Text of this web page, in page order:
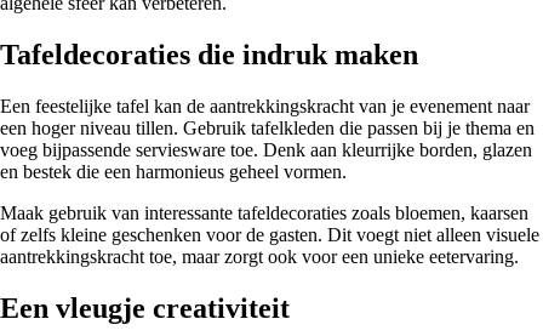
Tafeldecoraties die indruk maken
Een feestelijke tafel kan de aantrekkingskracht van je evenement naar
een hoger niveau tillen. Gebruik tafelkleden die passen bij je thema en
voeg bijpassende serviesware toe. Denk aan kleurrijke borden, glazen
en bestek die een harmonieus geheel vormen.
Maak gebruik van interessante tafeldecoraties zoals bloemen, kaarsen
of zelfs kleine geschenken voor de gasten. Dit voegt niet alleen visuele
aantrekkingskracht toe, maar zorgt ook voor een unieke eetervaring.
Een vleugje creativiteit